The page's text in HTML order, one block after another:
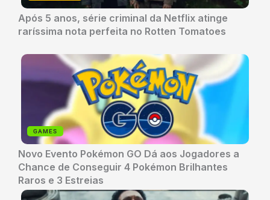
Após 5 anos, série criminal da Netflix atinge
raríssima nota perfeita no Rotten Tomatoes
GAMES
Novo Evento Pokémon GO Dá aos Jogadores a
Chance de Conseguir 4 Pokémon Brilhantes
Raros e 3 Estreias